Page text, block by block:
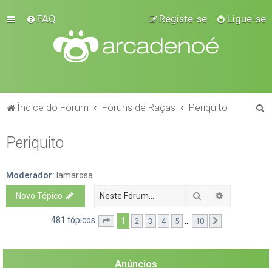
FAQ Ligue-se
Registe-se
Índice do Fórum Fóruns de Raças Periquito
Periquito
Moderador: lamarosa
Novo Tópico Pesquisar
481 tópicos Página1 de
1 2 3 4 5 10
Anúncios